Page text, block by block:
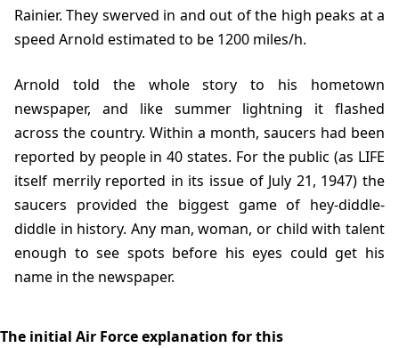
Rainier. They swerved in and out of the high peaks at a
speed Arnold estimated to be 1200 miles/h.
Arnold told the whole story to his hometown
newspaper, and like summer lightning it flashed
across the country. Within a month, saucers had been
reported by people in 40 states. For the public (as LIFE
itself merrily reported in its issue of July 21, 1947) the
saucers provided the biggest game of hey-diddle-
diddle in history. Any man, woman, or child with talent
enough to see spots before his eyes could get his
name in the newspaper.
The initial Air Force explanation for this